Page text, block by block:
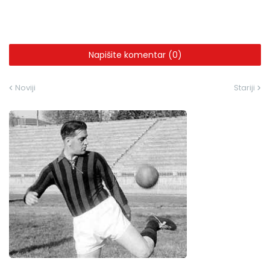
Napišite komentar (0)
Noviji Stariji